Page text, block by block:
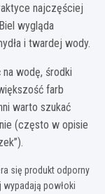
najczęściej
wygląda
i twardej wody.
wodę, środki
farb
warto szukać
(często w opisie
się produkt odporny
wypadają powłoki